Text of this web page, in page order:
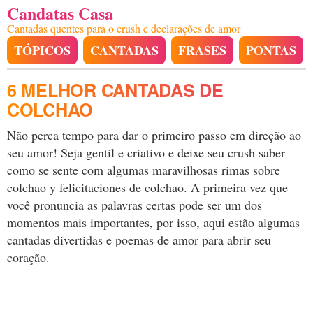
Candatas Casa
Cantadas quentes para o crush e declarações de amor
TÓPICOS CANTADAS FRASES PONTAS
6 MELHOR CANTADAS DE
COLCHAO
Não perca tempo para dar o primeiro passo em direção ao
seu amor! Seja gentil e criativo e deixe seu crush saber
como se sente com algumas maravilhosas rimas sobre
colchao y felicitaciones de colchao. A primeira vez que
você pronuncia as palavras certas pode ser um dos
momentos mais importantes, por isso, aqui estão algumas
cantadas divertidas e poemas de amor para abrir seu
coração.